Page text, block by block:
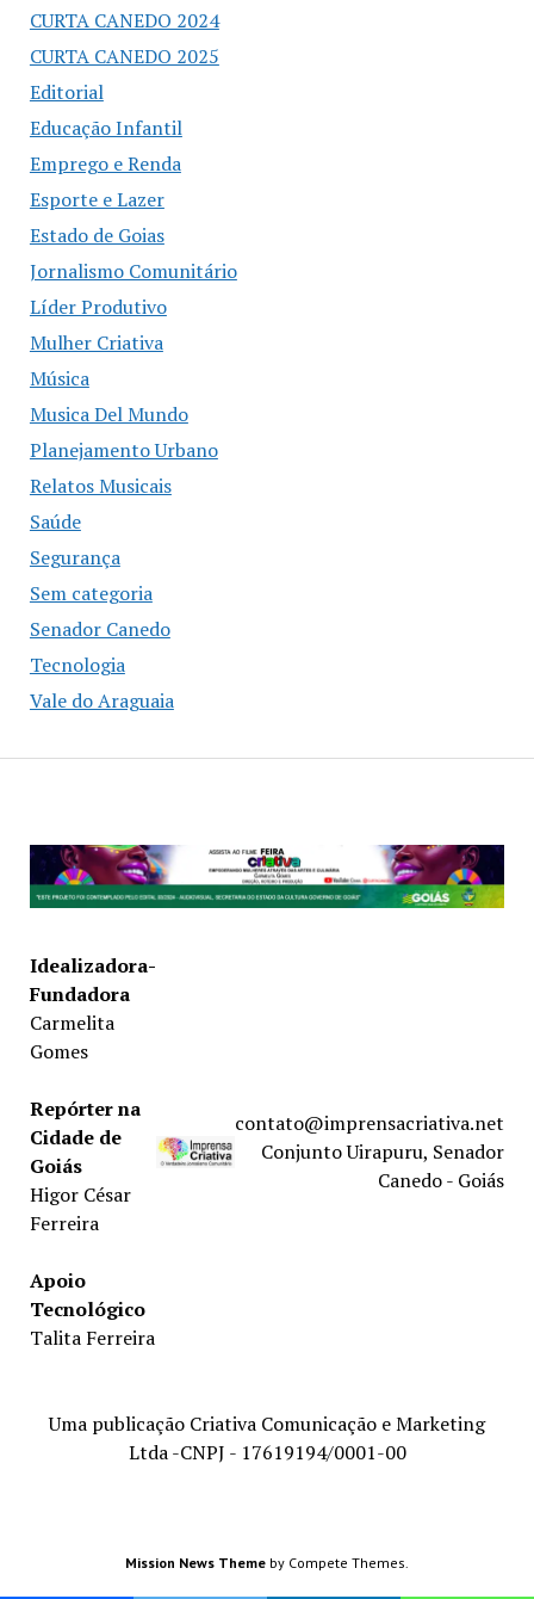
CURTA CANEDO 2024
CURTA CANEDO 2025
Editorial
Educação Infantil
Emprego e Renda
Esporte e Lazer
Estado de Goias
Jornalismo Comunitário
Líder Produtivo
Mulher Criativa
Música
Musica Del Mundo
Planejamento Urbano
Relatos Musicais
Saúde
Segurança
Sem categoria
Senador Canedo
Tecnologia
Vale do Araguaia
Idealizadora-
Fundadora
Carmelita
Gomes
Repórter na
Cidade de
Goiás
Higor César
Ferreira
Apoio
Tecnológico
Talita Ferreira
contato@imprensacriativa.net
Conjunto Uirapuru, Senador
Canedo - Goiás
Uma publicação Criativa Comunicação e Marketing
Ltda -CNPJ - 17619194/0001-00
Mission News Theme by Compete Themes.